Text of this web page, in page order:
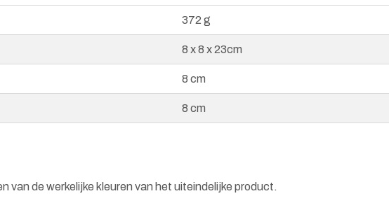
372 g
8 x 8 x 23cm
8 cm
8 cm
van de werkelijke kleuren van het uiteindelijke product.